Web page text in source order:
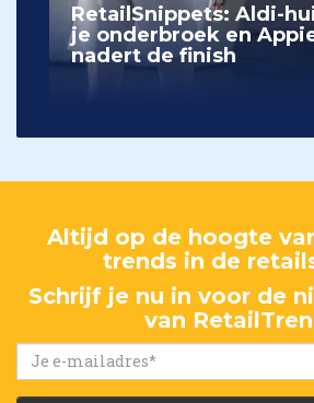
RetailSnippets: Aldi-
je onderbroek en
nadert de finish
Altijd op de hoogte
trends in de
Schrijf je nu in voor de
van